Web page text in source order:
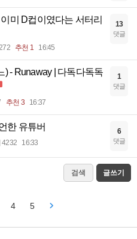
미 D컵이였다는 서터리
추천 1 16:45
13
댓글
) - Runaway | 다독다독독
추천 3 16:37
1
댓글
한 유튜버
4232 16:33
6
댓글
검색 글쓰기
4 5